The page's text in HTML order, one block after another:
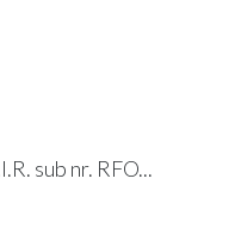
sub nr. RFO...